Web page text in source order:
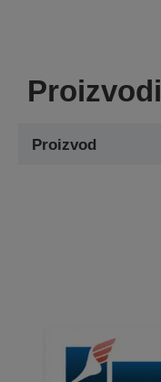
Proizvodi
Proizvod